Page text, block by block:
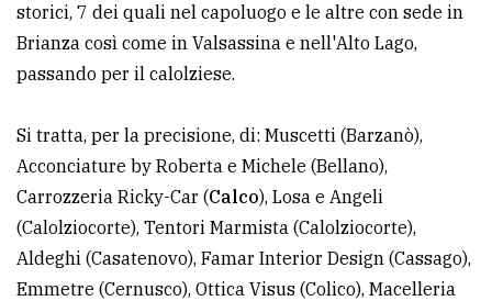
Cerca
per
comune
Ricerca
avanzata
LE
ALTRE
TESTATE
storici, 7 dei quali nel capoluogo e le altre con sede in
Brianza così come in Valsassina e nell'Alto Lago,
passando per il calolziese.
Si tratta, per la precisione, di: Muscetti (Barzanò),
Acconciature by Roberta e Michele (Bellano),
Carrozzeria Ricky-Car (Calco), Losa e Angeli
(Calolziocorte), Tentori Marmista (Calolziocorte),
Aldeghi (Casatenovo), Famar Interior Design (Cassago),
Emmetre (Cernusco), Ottica Visus (Colico), Macelleria